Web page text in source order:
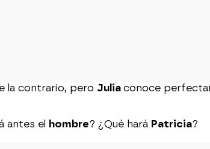
la contrario, pero Julia conoce
antes el hombre? ¿Qué hará Patricia?